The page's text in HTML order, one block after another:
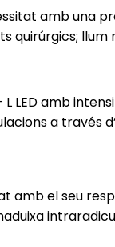
amb
quirúrgics;
L LED amb
a través
amb el seu